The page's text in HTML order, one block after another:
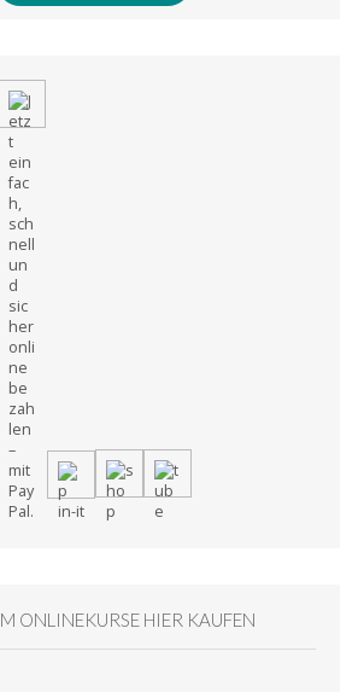
ONLINEKURSE HIER KAUFEN